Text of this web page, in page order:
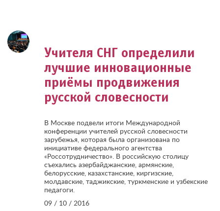
Учителя СНГ определили
лучшие инновационные
приёмы продвижения
русской словесности
В Москве подвели итоги Международной
конференции учителей русской словесности
зарубежья, которая была организована по
инициативе федерального агентства
«Россотрудничество». В российскую столицу
съехались азербайджанские, армянские,
белорусские, казахстанские, киргизские,
молдавские, таджикские, туркменские и узбекские
педагоги.
09 / 10 / 2016